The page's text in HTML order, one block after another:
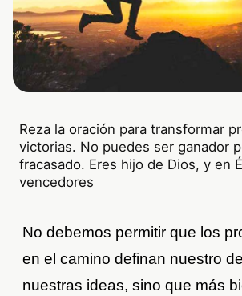
Reza la oración para transformar
victorias. No puedes ser ganador
fracasado. Eres hijo de Dios, y en
vencedores
No debemos permitir que los
en el camino definan nuestro
nuestras ideas, sino que más